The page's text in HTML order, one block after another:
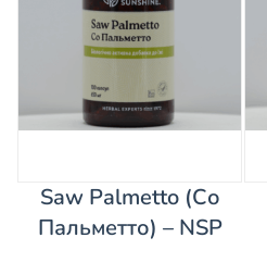
Saw Palmetto (Со
Пальметто) – NSP